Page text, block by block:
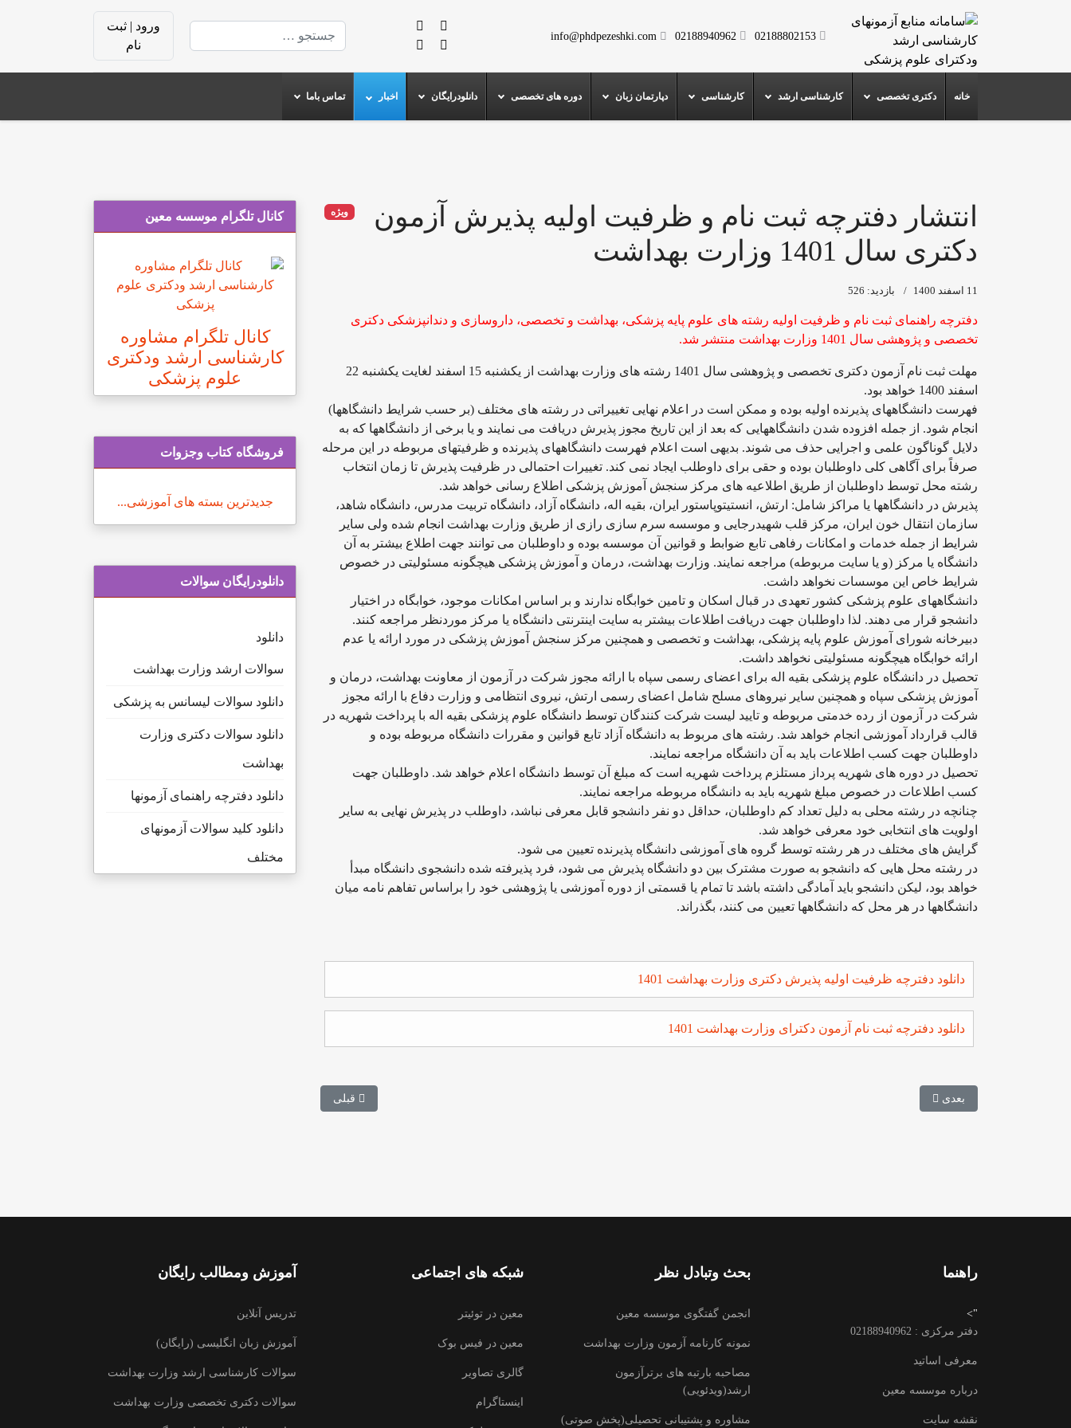
02188802153
02188940962
info@phdpezeshki.com
ورود | ثبت
نام
خانه دکتری تخصصی کارشناسی ارشد کارشناسی دپارتمان زبان دوره های تخصصی دانلودرایگان اخبار تماس باما
ویژه
انتشار دفترچه ثبت نام و ظرفیت اولیه پذیرش آزمون
دکتری سال 1401 وزارت بهداشت
11 اسفند 1400 بازدید: 526
دفترچه راهنمای ثبت نام و ظرفیت اولیه رشته های علوم پایه پزشکی، بهداشت و تخصصی، داروسازی و دندانپزشکی دکتری
تخصصی و پژوهشی سال 1401 وزارت بهداشت منتشر شد.
مهلت ثبت نام آزمون دکتری تخصصی و پژوهشی سال 1401 رشته های وزارت بهداشت از یکشنبه 15 اسفند لغایت یکشنبه 22
اسفند 1400 خواهد بود.
فهرست دانشگاههای پذیرنده اولیه بوده و ممکن است در اعلام نهایی تغییراتی در رشته های مختلف (بر حسب شرایط دانشگاهها)
انجام شود. از جمله افزوده شدن دانشگاههایی که بعد از این تاریخ مجوز پذیرش دریافت می نمایند و یا برخی از دانشگاهها که به
دلایل گوناگون علمی و اجرایی حذف می شوند. بدیهی است اعلام فهرست دانشگاههای پذیرنده و ظرفیتهای مربوطه در این مرحله
صرفاً برای آگاهی کلی داوطلبان بوده و حقی برای داوطلب ایجاد نمی کند. تغییرات احتمالی در ظرفیت پذیرش تا زمان انتخاب
رشته محل توسط داوطلبان از طریق اطلاعیه های مرکز سنجش آموزش پزشکی اطلاع رسانی خواهد شد.
پذیرش در دانشگاهها یا مراکز شامل: ارتش، انستیتوپاستور ایران، بقیه اله، دانشگاه آزاد، دانشگاه تربیت مدرس، دانشگاه شاهد،
سازمان انتقال خون ایران، مرکز قلب شهیدرجایی و موسسه سرم سازی رازی از طریق وزارت بهداشت انجام شده ولی سایر
شرایط از جمله خدمات و امکانات رفاهی تابع ضوابط و قوانین آن موسسه بوده و داوطلبان می توانند جهت اطلاع بیشتر به آن
دانشگاه یا مرکز (و یا سایت مربوطه) مراجعه نمایند. وزارت بهداشت، درمان و آموزش پزشکی هیچگونه مسئولیتی در خصوص
شرایط خاص این موسسات نخواهد داشت.
دانشگاههای علوم پزشکی کشور تعهدی در قبال اسکان و تامین خوابگاه ندارند و بر اساس امکانات موجود، خوابگاه در اختیار
دانشجو قرار می دهند. لذا داوطلبان جهت دریافت اطلاعات بیشتر به سایت اینترنتی دانشگاه یا مرکز موردنظر مراجعه کنند.
دبیرخانه شورای آموزش علوم پایه پزشکی، بهداشت و تخصصی و همچنین مرکز سنجش آموزش پزشکی در مورد ارائه یا عدم
ارائه خوابگاه هیچگونه مسئولیتی نخواهد داشت.
تحصیل در دانشگاه علوم پزشکی بقیه اله برای اعضای رسمی سپاه با ارائه مجوز شرکت در آزمون از معاونت بهداشت، درمان و
آموزش پزشکی سپاه و همچنین سایر نیروهای مسلح شامل اعضای رسمی ارتش، نیروی انتظامی و وزارت دفاع با ارائه مجوز
شرکت در آزمون از رده خدمتی مربوطه و تایید لیست شرکت کنندگان توسط دانشگاه علوم پزشکی بقیه اله با پرداخت شهریه در
قالب قرارداد آموزشی انجام خواهد شد. رشته های مربوط به دانشگاه آزاد تابع قوانین و مقررات دانشگاه مربوطه بوده و
داوطلبان جهت کسب اطلاعات باید به آن دانشگاه مراجعه نمایند.
تحصیل در دوره های شهریه پرداز مستلزم پرداخت شهریه است که مبلغ آن توسط دانشگاه اعلام خواهد شد. داوطلبان جهت
کسب اطلاعات در خصوص مبلغ شهریه باید به دانشگاه مربوطه مراجعه نمایند.
چنانچه در رشته محلی به دلیل تعداد کم داوطلبان، حداقل دو نفر دانشجو قابل معرفی نباشد، داوطلب در پذیرش نهایی به سایر
اولویت های انتخابی خود معرفی خواهد شد.
گرایش های مختلف در هر رشته توسط گروه های آموزشی دانشگاه پذیرنده تعیین می شود.
در رشته محل هایی که دانشجو به صورت مشترک بین دو دانشگاه پذیرش می شود، فرد پذیرفته شده دانشجوی دانشگاه مبدأ
خواهد بود، لیکن دانشجو باید آمادگی داشته باشد تا تمام یا قسمتی از دوره آموزشی یا پژوهشی خود را براساس تفاهم نامه میان
دانشگاهها در هر محل که دانشگاهها تعیین می کنند، بگذراند.
دانلود دفترچه ظرفیت اولیه پذیرش دکتری وزارت بهداشت 1401
دانلود دفترچه ثبت نام آزمون دکترای وزارت بهداشت 1401
مطلب قبلی: انتشار کلید سؤالات آزمون دکتری 1401 وزارت علوم
قبلی مطلب بعدی: سؤالات آزمون دکتری وزارت علوم منتشر شد
بعدی
کانال تلگرام موسسه معین
کانال تلگرام مشاوره
کارشناسی ارشد ودکتری
علوم پزشکی
فروشگاه کتاب وجزوات
جدیدترین بسته های آموزشی...
دانلودرایگان سوالات
دانلود
سوالات ارشد وزارت بهداشت
دانلود سوالات لیسانس به پزشکی
دانلود سوالات دکتری وزارت
بهداشت
دانلود دفترچه راهنمای آزمونها
دانلود کلید سوالات آزمونهای
مختلف
راهنما
">
دفتر مرکزی : 02188940962
معرفی اساتید
درباره موسسه معین
نقشه سایت
بحث وتبادل نظر
انجمن گفتگوی موسسه معین
نمونه کارنامه آزمون وزارت بهداشت
مصاحبه بارتبه های برترآزمون
ارشد(ویدئویی)
مشاوره و پشتیبانی تحصیلی(پخش صوتی)
شبکه های اجتماعی
معین در توئیتر
معین در فیس بوک
گالری تصاویر
اینستاگرام
آموزش ومطالب رایگان
تدریس آنلاین
آموزش زبان انگلیسی (رایگان)
سوالات کارشناسی ارشد وزارت بهداشت
سوالات دکتری تخصصی وزارت بهداشت